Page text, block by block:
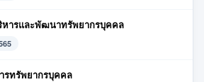
ารและพัฒนาทรัพยากรบุคคล
รทรัพยากรบุคคล